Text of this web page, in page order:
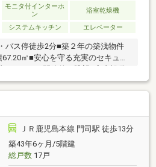
モニタ付インターホ
ン
浴室乾燥機
システムキッチン エレベーター
バス停徒歩2分■築２年の築浅物件
㎡■安心を守る充実のセキュリ
間ゴミ捨て可能なステーション完
は和室と繋がり開放感抜群。食洗
事ラク設備も充実しています。築
ひ現地でご体感ください。土日祝
のご案内も大歓迎です！
ＪＲ鹿児島本線 門司駅 徒歩13分
築43年6ヶ月/5階建
総戸数17戸